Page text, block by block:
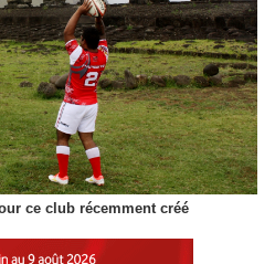
ce club récemment créé